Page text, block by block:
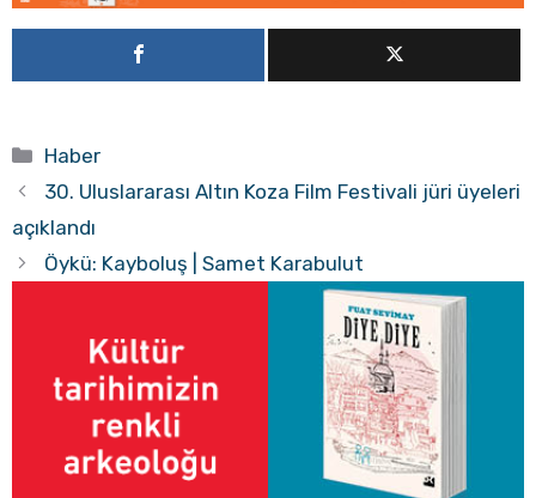
Kategoriler
Haber
30. Uluslararası Altın Koza Film Festivali jüri üyeleri
açıklandı
Öykü: Kayboluş | Samet Karabulut